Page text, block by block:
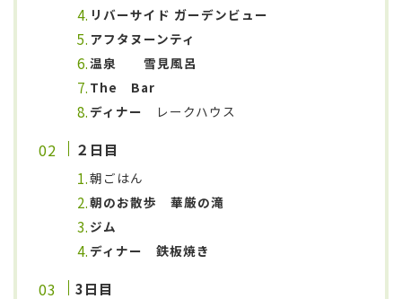
リバーサイド ガーデンビュー
アフタヌーンティ
温泉
雪見風呂
The Bar
ディナー
レークハウス
２日目
朝ごはん
朝のお散歩 華厳の滝
ジム
ディナー 鉄板焼き
3日目